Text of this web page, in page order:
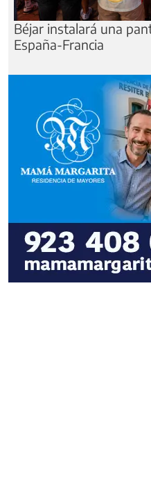
Béjar instalará una
España-Francia